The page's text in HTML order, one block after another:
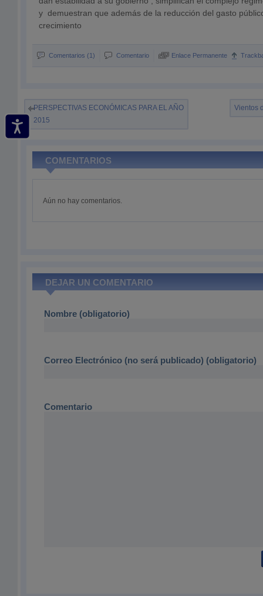
y demuestran que además de la reducción del gasto
crecimiento
Comentarios (1) Comentario Enlace Permanente
PERSPECTIVAS ECONÓMICAS PARA EL AÑO
2015
Vientos
COMENTARIOS
Aún no hay comentarios.
DEJAR UN COMENTARIO
Nombre (obligatorio)
Correo Electrónico (no será publicado) (obligatorio)
Comentario